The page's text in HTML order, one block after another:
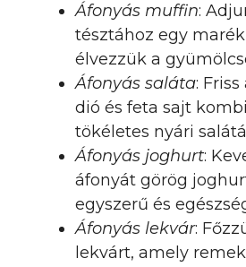
Áfonyás muffin:
tésztához egy
élvezzük a
Áfonyás saláta:
dió és feta sajt
tökéletes nyári
Áfonyás joghurt:
áfonyát görög
egyszerű és
Áfonyás lekvár:
lekvárt, amely